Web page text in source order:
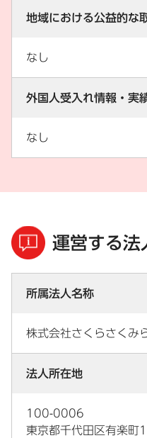
地域における公益的な
なし
外国人受入れ情報・実
なし
運営する法
所属法人名称
株式会社さくらさくみ
法人所在地
100-0006
東京都千代田区有楽町